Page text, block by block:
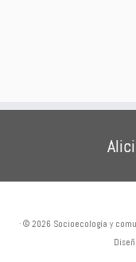
· © 2026 Socioecología y